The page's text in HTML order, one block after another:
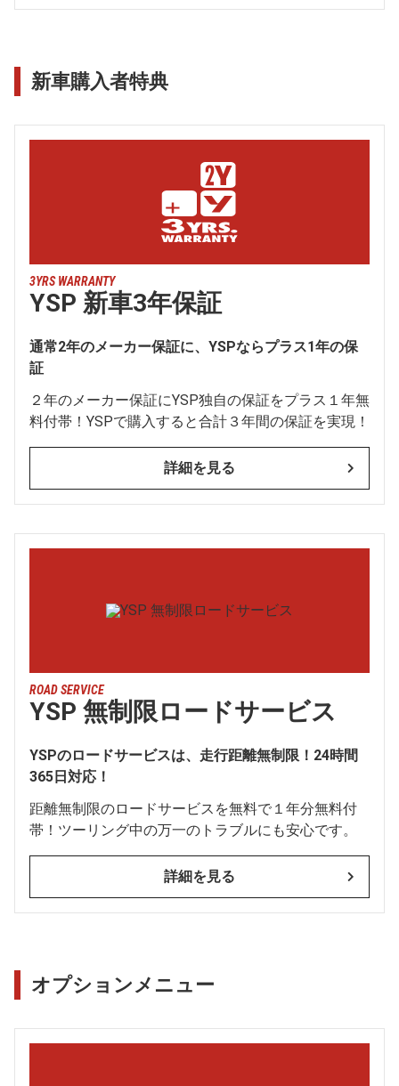
新車購入者特典
3YRS WARRANTY
YSP 新車3年保証
通常2年のメーカー保証に、YSPならプラス1年の保
証
２年のメーカー保証にYSP独自の保証をプラス１年無
料付帯！YSPで購入すると合計３年間の保証を実現！
詳細を見る
ROAD SERVICE
YSP 無制限ロードサービス
YSPのロードサービスは、走行距離無制限！24時間
365日対応！
距離無制限のロードサービスを無料で１年分無料付
帯！ツーリング中の万一のトラブルにも安心です。
詳細を見る
オプションメニュー